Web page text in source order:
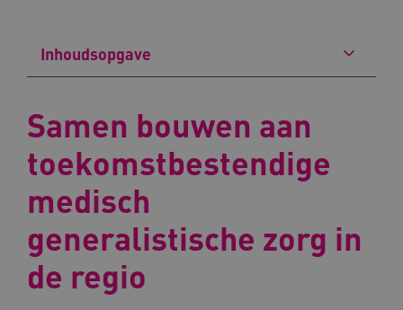
Inhoudsopgave
Samen bouwen aan
toekomstbestendige
medisch
generalistische zorg in
de regio